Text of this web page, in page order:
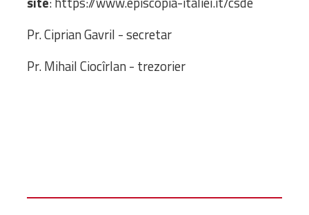
Pr. Ciprian Gavril - secretar
Pr. Mihail Ciocîrlan - trezorier